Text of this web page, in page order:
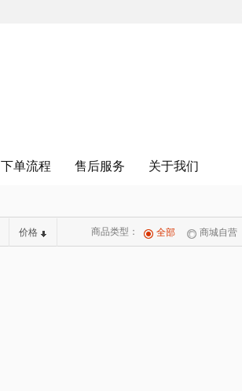
下单流程 售后服务 关于我们
价格 商品类型： 全部 商城自营